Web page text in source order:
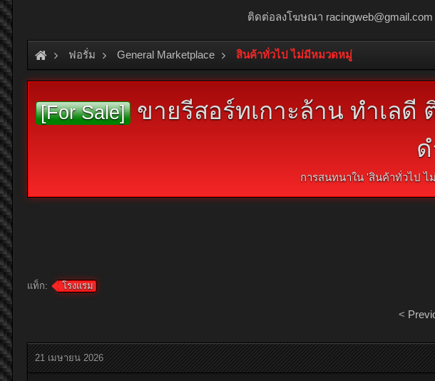
ติดต่อลงโฆษณา racingweb@gmail.com
ฟอรั่ม General Marketplace สินค้าทั่วไป ไม่มีหมวดหมู่
[For Sale] ขายรีสอร์ทเกาะล้าน ทำเลดี
การสนทนาใน 'สินค้าทั่วไป ไ
แท็ก: โรงแรม
<
21 เมษายน 2026